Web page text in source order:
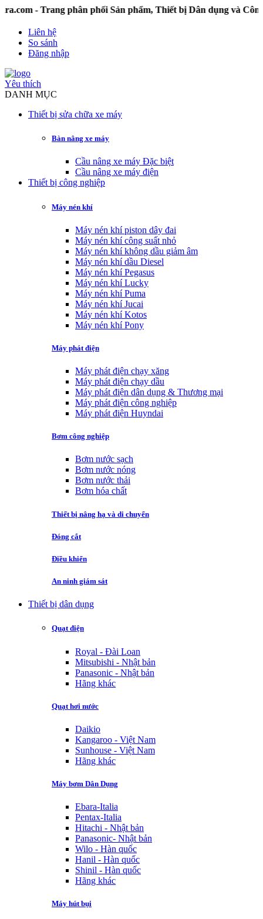
- Trang phân phối Sản phẩm, Thiết bị Dân dụng và Công
Liên hệ
So sánh
Đăng nhập
Yêu thích
DANH MỤC
Thiết bị sửa chữa xe máy
Bàn nâng xe máy
Cầu nâng xe máy Đặc biệt
Cầu nâng xe máy điện
Thiết bị công nghiệp
Máy nén khí
Máy nén khí piston dây đai
Máy nén khí công suất nhỏ
Máy nén khí không dầu giảm âm
Máy nén khí dầu Diesel
Máy nén khí Pegasus
Máy nén khí Lucky
Máy nén khí Puma
Máy nén khí Jucai
Máy nén khí Kotos
Máy nén khí Pony
Máy phát điện
Máy phát điện chạy xăng
Máy phát điện chạy dầu
Máy phát điện dân dụng & Thương mại
Máy phát điện công nghiệp
Máy phát điện Huyndai
Bơm công nghiệp
Bơm nước sạch
Bơm nước nóng
Bơm nước thải
Bơm hóa chất
Thiết bị nâng hạ và di chuyển
Đóng cắt
Điều khiển
An ninh giám sát
Thiết bị dân dụng
Quạt điện
Royal - Đài Loan
Mitsubishi - Nhật bản
Panasonic - Nhật bản
Hãng khác
Quạt hơi nước
Daikio
Kangaroo - Việt Nam
Sunhouse - Việt Nam
Hãng khác
Máy bơm Dân Dụng
Ebara-Italia
Pentax-Italia
Hitachi - Nhật bản
Panasonic- Nhật bản
Wilo - Hàn quốc
Hanil - Hàn quốc
Shinil - Hàn quốc
Hãng khác
Máy hút bụi